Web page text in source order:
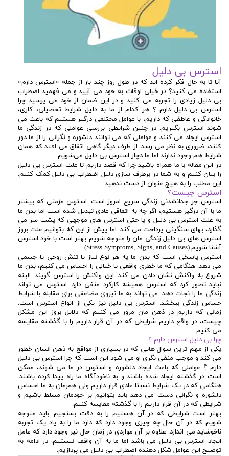
استرس بی دلیل
آیا تا به حال فکر کرده اید که در طول روز چند بار از جمله «استرس دارم»
استفاده می کنید؟ در خیلی اوقات به خود می آیید و می فهمید اضطراب
بی دلیل زیادی را تجربه می کنید و در این ضمان از خود می پرسید چرا
استرس بی دلیل دارم ؟ هر کدام از ما به دلیل شرایط تحصیلی، کاری،
خانوادگی و عاطفی که داریم، با عوامل مختلفی درگیر هستیم که باعث می
شوند استرس بگیریم. در چنین شرایطی بررسی عواملی که در زندگی ما
استرس ایجاد می کنند و عواملی که می توانند دلشوره و نگرانی را از ما دور
کنند، ضروری به نظر می رسد. از طرف دیگر گاهی اتفاق می افتد که همان
شرایط هم وجود ندارند اما ما دچار استرس بی دلیل می‌شویم.
در این مقاله با ما همراه باشید چرا که قصد داریم تا علت استرس بی دلیل
را بیان کنیم و به شما در برطرف سازی دلیل اضطراب بی دلیل کمک کنیم.
این مطلب را به هیچ عنوان از دست ندهید.
استرس چیست؟
استرس جز جدانشدنی زندگی سریع امروز است. استرس مزمنی که بیشتر
ما با آن درگیر هستیم، اگر چه به اتفاقی عادی تبدیل شده است اما بدن ما
به علت استرس بی دلیل و یا حتی استرس های موجهی که پشت سر می
گذارد، بهای سنگینی پرداخت می کند. اما پیش از این که بتوانیم علت بروز
استرس های بی دلیل زندگی مان را متوجه شویم بهتر است با خود استرس
آشنا شویم.(Stress Symptoms, Signs, and Causes
)
استرس پاسخی است که بدن ما یه هر نوع نیاز یا تنش روحی یا جسمی
می دهد. هنگامی که ما خطری واقعی یا خیالی را احساس می کنیم، بدن ما
شروع به واکنش نشان دادن می کند. این واکنش را استرس گویند. البته
نباید تصور کرد که استرس همیشه کارکرد منفی دارد. استرس می تواند
زندگی ما را نجات دهد. می تواند به ما نیروی مضاعفی برای مقابله با شرایط
حساس زندگی ببخشد. استرس بی دلیل نیز یکی از انواع استرس است.
زمانی که داریم در ذهن مان مرور می کنیم که دلایل بروز این مشکل
چیست، در واقع داریم شرایطی که در آن قرار داریم را با گذشته مقایسه
می کنیم.
چرا بی دلیل استرس دارم ؟
یکی از مهم ترین سوال هایی که در بسیاری از مواقع به ذهن انسان خطور
می کند و موجب منفی نگری او می شود این است که چرا استرس بی دلیل
دارم ؟ عواملی که باعث ایجاد دلشوره و استرس در ما می شوند، ممکن
است در گذشته ایجاد شده باشند و به ناخودآگاه ما راه پیدا کرده باشند.
هنگامی که در یک شرایط نسبتا عادی قرار داریم ولی همزمان به ما احساس
دلشوره و نگرانی دست می دهد باید بتوانیم بر خودمان مسلط باشیم و
شرایطی که در آن قرار داریم را با گذشته مقایسه کنیم.
بهتر است شرایطی که در آن هستیم را به دقت بسنجیم. باید متوجه
شویم که در آن حال چه چیزی وجود دارد که دارد ما را به یاد یک تجربه
ناخوشاید می اندازد. علاوه بر آن مواردی در زمان حال نیز وجود دارد که عامل
ایجاد استرس بی دلیل می باشد اما ما به آن واقف نیستیم. در ادامه به
توضیح این عوامل شکل دهنده اضطراب بی دلیل می پردازیم.